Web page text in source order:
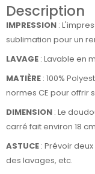
Description
IMPRESSION :
sublimation pour un
LAVAGE : Lavable en
MATIÈRE : 100%
normes CE pour offrir
DIMENSION : Le
carré fait environ 18
ASTUCE : Prévoir
des lavages, etc.